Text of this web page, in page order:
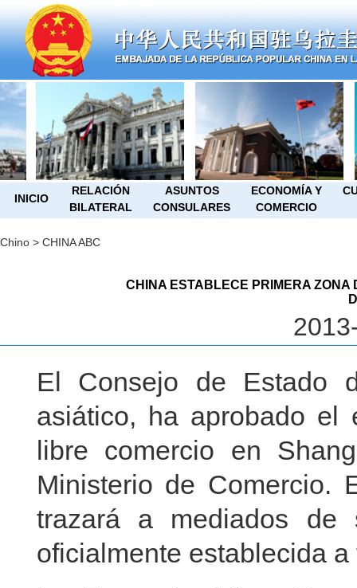
INICIO
RELACIÓN
BILATERAL
ASUNTOS
CONSULARES
ECONOMÍA Y
COMERCIO
Chino > CHINA ABC
CHINA ESTABLECE PRIMERA ZONA
El Consejo de Estado
asiático, ha aprobado el
libre comercio en
Ministerio de Comercio.
trazará a mediados de
oficialmente establecida